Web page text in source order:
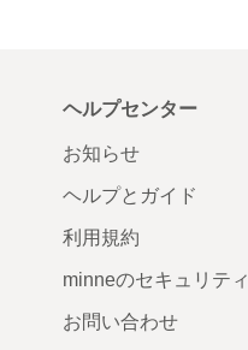
ヘルプセンター
お知らせ
ヘルプとガイド
利用規約
minneのセキュリティ
お問い合わせ